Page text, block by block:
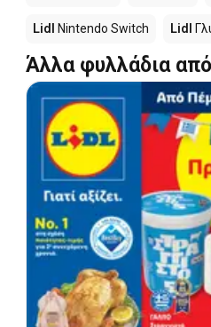
Lidl Nintendo Switch Lidl
Άλλα φυλλάδια